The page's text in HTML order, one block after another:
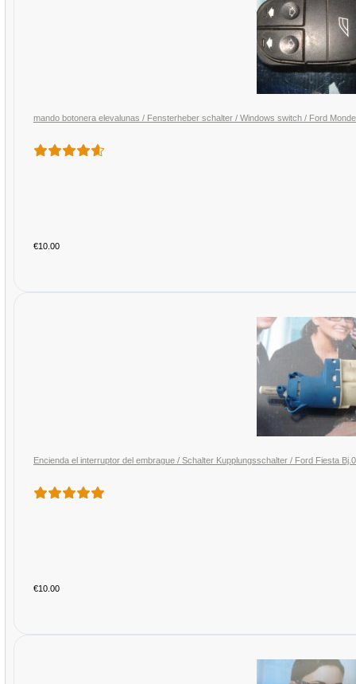
mando botonera elevalunas / Fensterheber schalter / Windows switch / Ford
€10.00
Encienda el interruptor del embrague / Schalter Kupplungsschalter / Ford Fiesta
€10.00